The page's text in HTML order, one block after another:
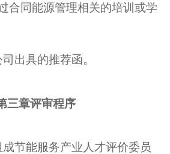
合同能源管理相关的培训或学
出具的推荐函。
三章评审程序
节能服务产业人才评价委员